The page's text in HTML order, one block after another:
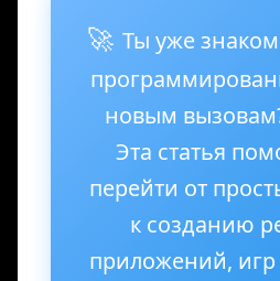
🚀 Ты уже
новым
Эта статья
перейти от
к созданию
приложений, игр